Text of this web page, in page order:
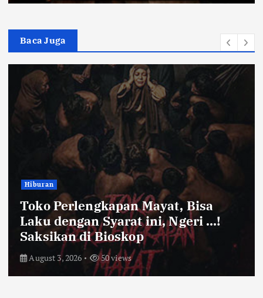
Baca Juga
Bandung Raya
Farhan Pastikan Pasokan Pangan
Kota Bandung Aman Meski Harga
Ayam dan Timun Naik
July 31, 2026 55 views